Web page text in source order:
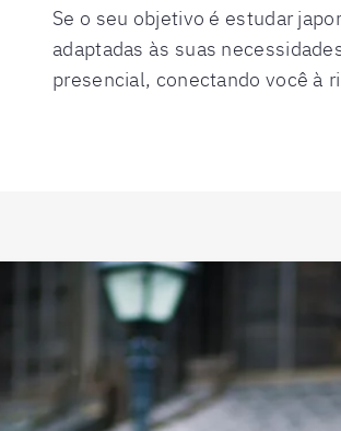
Se o seu objetivo é estudar
adaptadas às suas
presencial, conectando você à